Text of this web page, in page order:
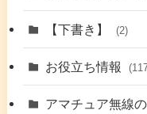
(7)
【下書き】 (2)
お役立ち情報
(48)
アマチュア無線